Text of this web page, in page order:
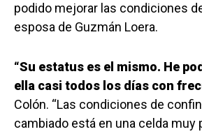
podido mejorar las condiciones
esposa de Guzmán Loera.
“Su estatus es el mismo. He
ella casi todos los días con
Colón. “Las condiciones de
cambiado está en una celda muy